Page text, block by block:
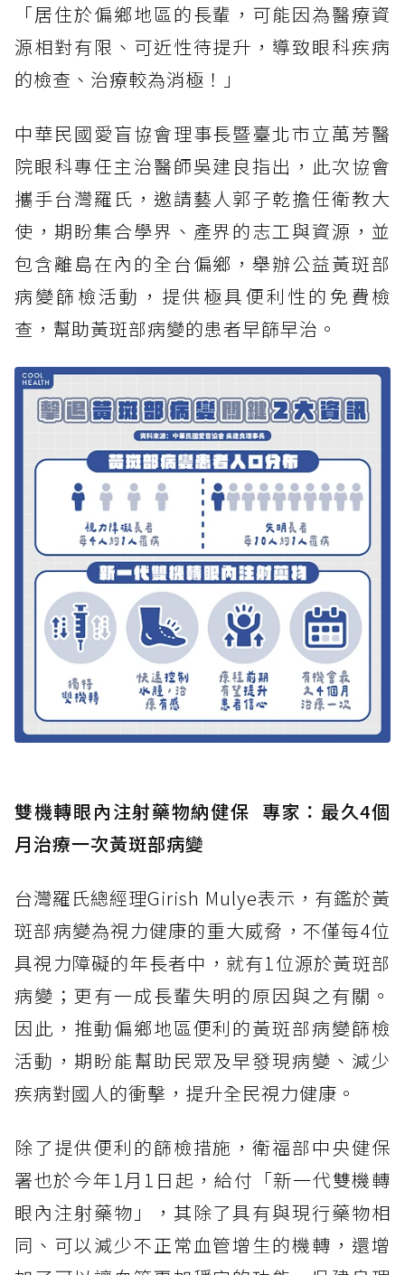
「居住於偏鄉地區的長輩，可能因為醫療資
源相對有限、可近性待提升，導致眼科疾病
的檢查、治療較為消極！」
中華民國愛盲協會理事長暨臺北市立萬芳醫
院眼科專任主治醫師吳建良指出，此次協會
攜手台灣羅氏，邀請藝人郭子乾擔任衛教大
使，期盼集合學界、產界的志工與資源，並
包含離島在內的全台偏鄉，舉辦公益黃斑部
病變篩檢活動，提供極具便利性的免費檢
查，幫助黃斑部病變的患者早篩早治。
雙機轉眼內注射藥物納健保 專家：最久4個
月治療一次黃斑部病變
台灣羅氏總經理Girish Mulye表示，有鑑於黃
斑部病變為視力健康的重大威脅，不僅每4位
具視力障礙的年長者中，就有1位源於黃斑部
病變；更有一成長輩失明的原因與之有關。
因此，推動偏鄉地區便利的黃斑部病變篩檢
活動，期盼能幫助民眾及早發現病變、減少
疾病對國人的衝擊，提升全民視力健康。
除了提供便利的篩檢措施，衛福部中央健保
署也於今年1月1日起，給付「新一代雙機轉
眼內注射藥物」，其除了具有與現行藥物相
同、可以減少不正常血管增生的機轉，還增